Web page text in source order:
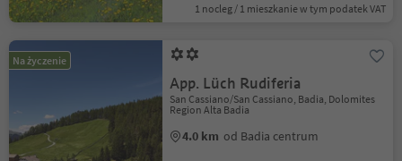
1 nocleg / 1 mieszkanie w tym podatek VAT
Na życzenie
App. Lüch Rudiferia
San Cassiano/San Cassiano, Badia, Dolomites
Region Alta Badia
4.0 km od Badia centrum